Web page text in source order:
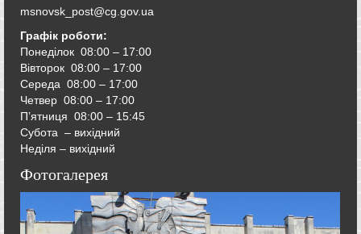
msnovsk_post@cg.gov.ua
Графік роботи:
Понеділок 08:00 – 17:00
Вівторок 08:00 – 17:00
Середа 08:00 – 17:00
Четвер 08:00 – 17:00
П’ятниця 08:00 – 15:45
Субота – вихідний
Неділя – вихідний
Фотогалерея